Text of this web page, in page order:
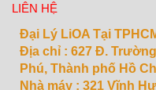
LIÊN HỆ
Đại Lý LiOA Tại
Địa chỉ : 627 Đ.
Phú, Thành phố Hồ
Nhà máy : 321 Vĩnh